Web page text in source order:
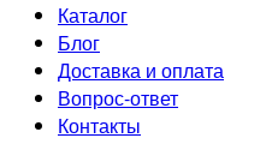
Каталог
Блог
Доставка и оплата
Вопрос-ответ
Контакты